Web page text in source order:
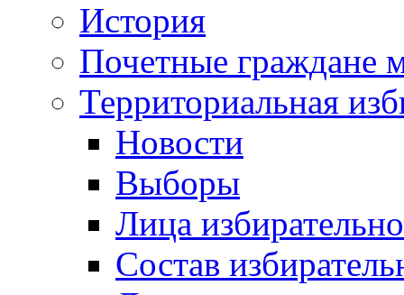
История
Почетные граждане
Территориальная
Новости
Выборы
Лица
Состав